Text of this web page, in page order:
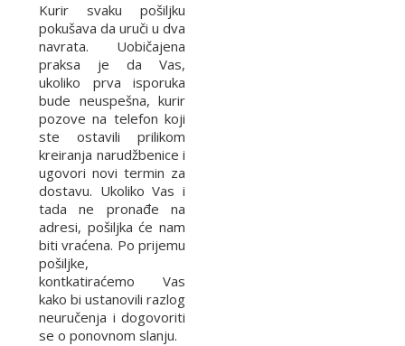
Kurir svaku pošiljku
pokušava da uruči u dva
navrata. Uobičajena
praksa je da Vas,
ukoliko prva isporuka
bude neuspešna, kurir
pozove na telefon koji
ste ostavili prilikom
kreiranja narudžbenice i
ugovori novi termin za
dostavu. Ukoliko Vas i
tada ne pronađe na
adresi, pošiljka će nam
biti vraćena. Po prijemu
pošiljke,
kontkatiraćemo Vas
kako bi ustanovili razlog
neuručenja i dogovoriti
se o ponovnom slanju.